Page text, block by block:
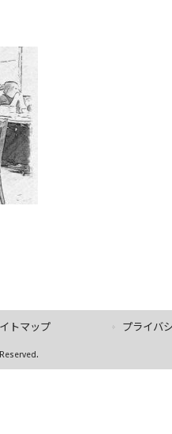
トマップ プライバ